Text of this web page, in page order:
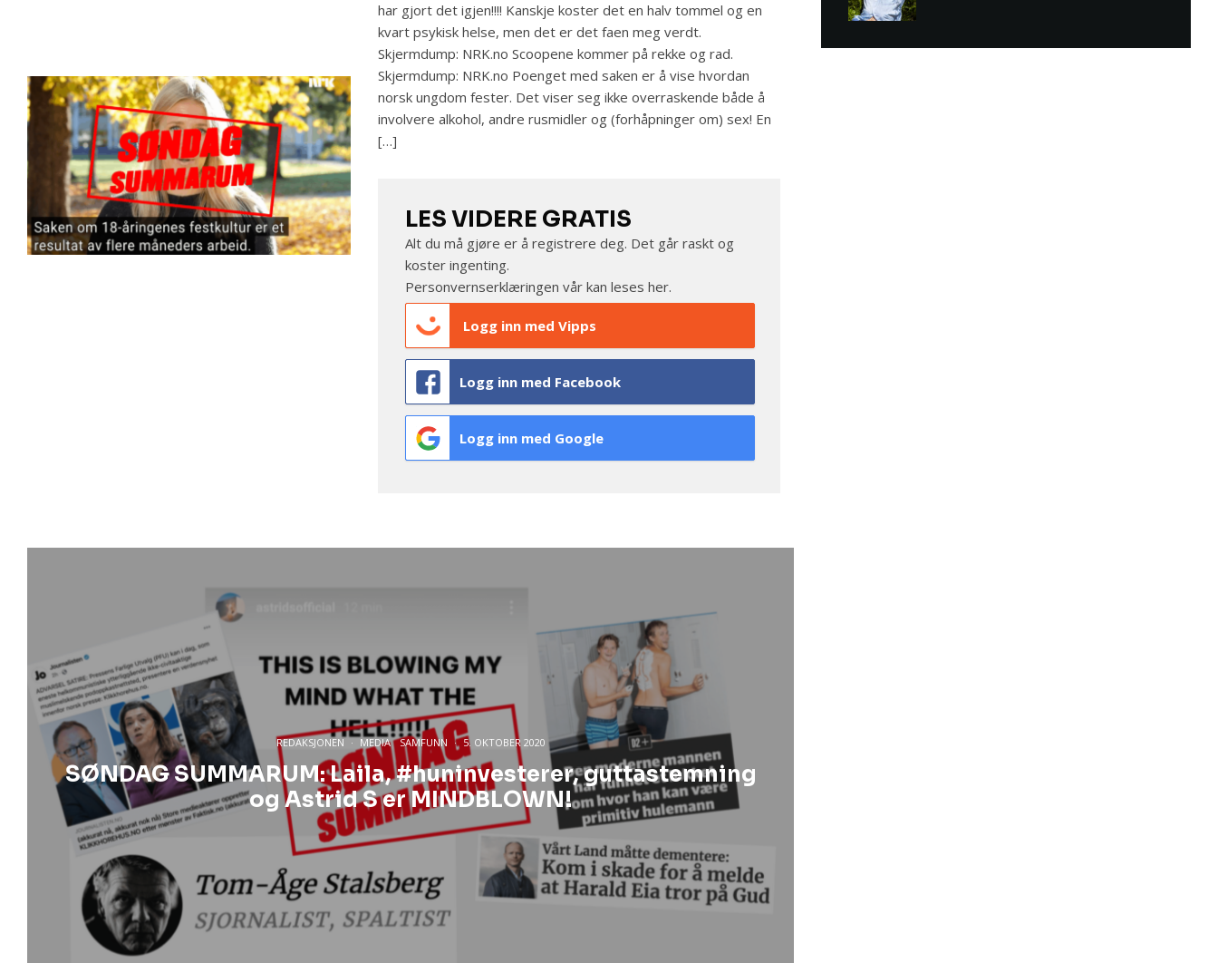
har gjort det igjen!!!! Kanskje koster det en halv tommel og en
kvart psykisk helse, men det er det faen meg verdt.
Skjermdump: NRK.no Scoopene kommer på rekke og rad.
Skjermdump: NRK.no Poenget med saken er å vise hvordan
norsk ungdom fester. Det viser seg ikke overraskende både å
involvere alkohol, andre rusmidler og (forhåpninger om) sex! En
[…]
LES VIDERE GRATIS
Alt du må gjøre er å registrere deg. Det går raskt og
koster ingenting.
Personvernserklæringen vår kan lesesher.
Logg inn med Vipps
Logg inn med Facebook
Logg inn med Google
REDAKSJONEN · MEDIA SAMFUNN · 5. OKTOBER 2020
SØNDAG SUMMARUM: Laila, #huninvesterer, guttastemning
og Astrid S er MINDBLOWN!